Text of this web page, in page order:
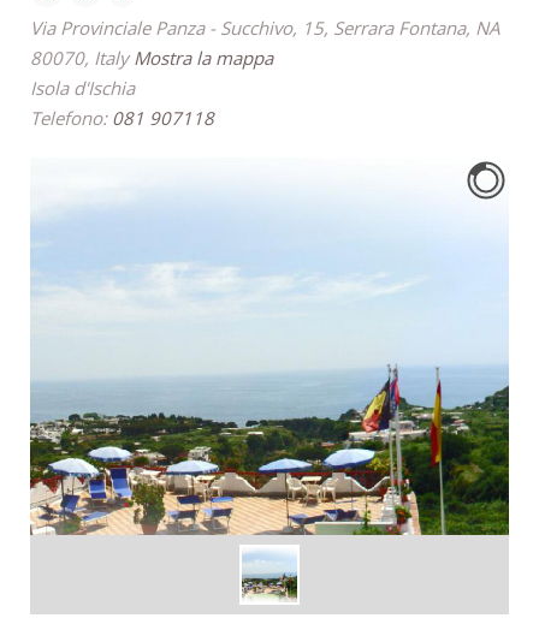
Via Provinciale Panza - Succhivo, 15, Serrara Fontana, NA
80070, Italy Mostra la mappa
Isola d'Ischia
Telefono: 081 907118